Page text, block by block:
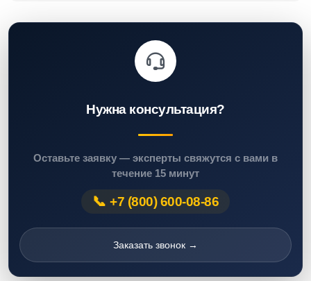
Нужна консультация?
Оставьте заявку — эксперты свяжутся с вами в
течение 15 минут
+7 (800) 600-08-86
Заказать звонок →